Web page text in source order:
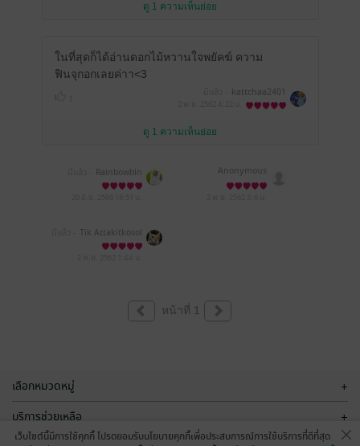
ดู 1 ความเห็นย่อย
ในที่สุดก็ได้อ่านดอกไม้หวานใจพยัคฆ์ ความ
ฟินจุกอกเลยค่าา<3
kattchaa2401
ดู 1 ความเห็นย่อย
Rainbowbln Anonymous
Tik Attakitkosol
หน้าที่ 1
เลือกหมวดหมู่ +
บริการช่วยเหลือ +
เว็บไซต์นี้มีการใช้คุกกี้ โปรดยอมรับนโยบายคุกกี้เพื่อประสบการณ์การใช้บริการที่ดีที่สุด